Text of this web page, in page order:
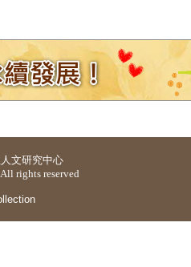
文研究中心
rights reserved